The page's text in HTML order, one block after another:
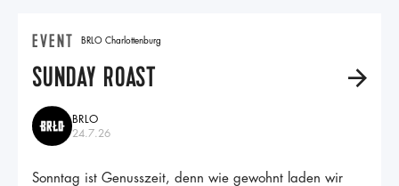
EVENT BRLO Charlottenburg
SUNDAY ROAST A
BRLO
24.7.26
Sonntag ist Genusszeit, denn wie gewohnt laden wir